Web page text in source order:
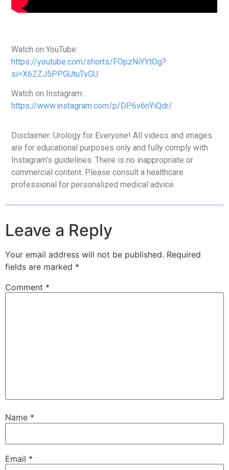
Watch on YouTube:
https://youtube.com/shorts/FOpzNiYYtOg?
si=X6ZZJ5PPGUtuTvGU
Watch on Instagram:
https://www.instagram.com/p/DP6v6nYiQdr/
Disclaimer: Urology for Everyone! All videos and images
are for educational purposes only and fully comply with
Instagram’s guidelines. There is no inappropriate or
commercial content. Please consult a healthcare
professional for personalized medical advice.
Leave a Reply
Your email address will not be published. Required
fields are marked *
Comment *
Name *
Email *